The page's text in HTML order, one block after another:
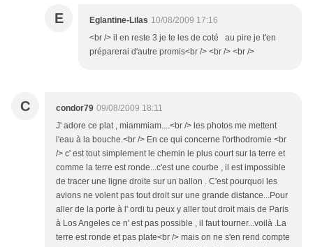
E Eglantine-Lilas 10/08/2009 17:16
<br /> il en reste 3 je te les de coté au pire je t'en
préparerai d'autre promis<br /> <br /> <br />
C condor79 09/08/2009 18:11
J' adore ce plat , miammiam....<br /> les photos me mettent
l'eau à la bouche.<br /> En ce qui concerne l'orthodromie <br
/> c' est tout simplement le chemin le plus court sur la terre et
comme la terre est ronde...c'est une courbe , il est impossible
de tracer une ligne droite sur un ballon . C'est pourquoi les
avions ne volent pas tout droit sur une grande distance...Pour
aller de la porte à l' ordi tu peux y aller tout droit mais de Paris
à Los Angeles ce n' est pas possible , il faut tourner...voilà .La
terre est ronde et pas plate<br /> mais on ne s'en rend compte